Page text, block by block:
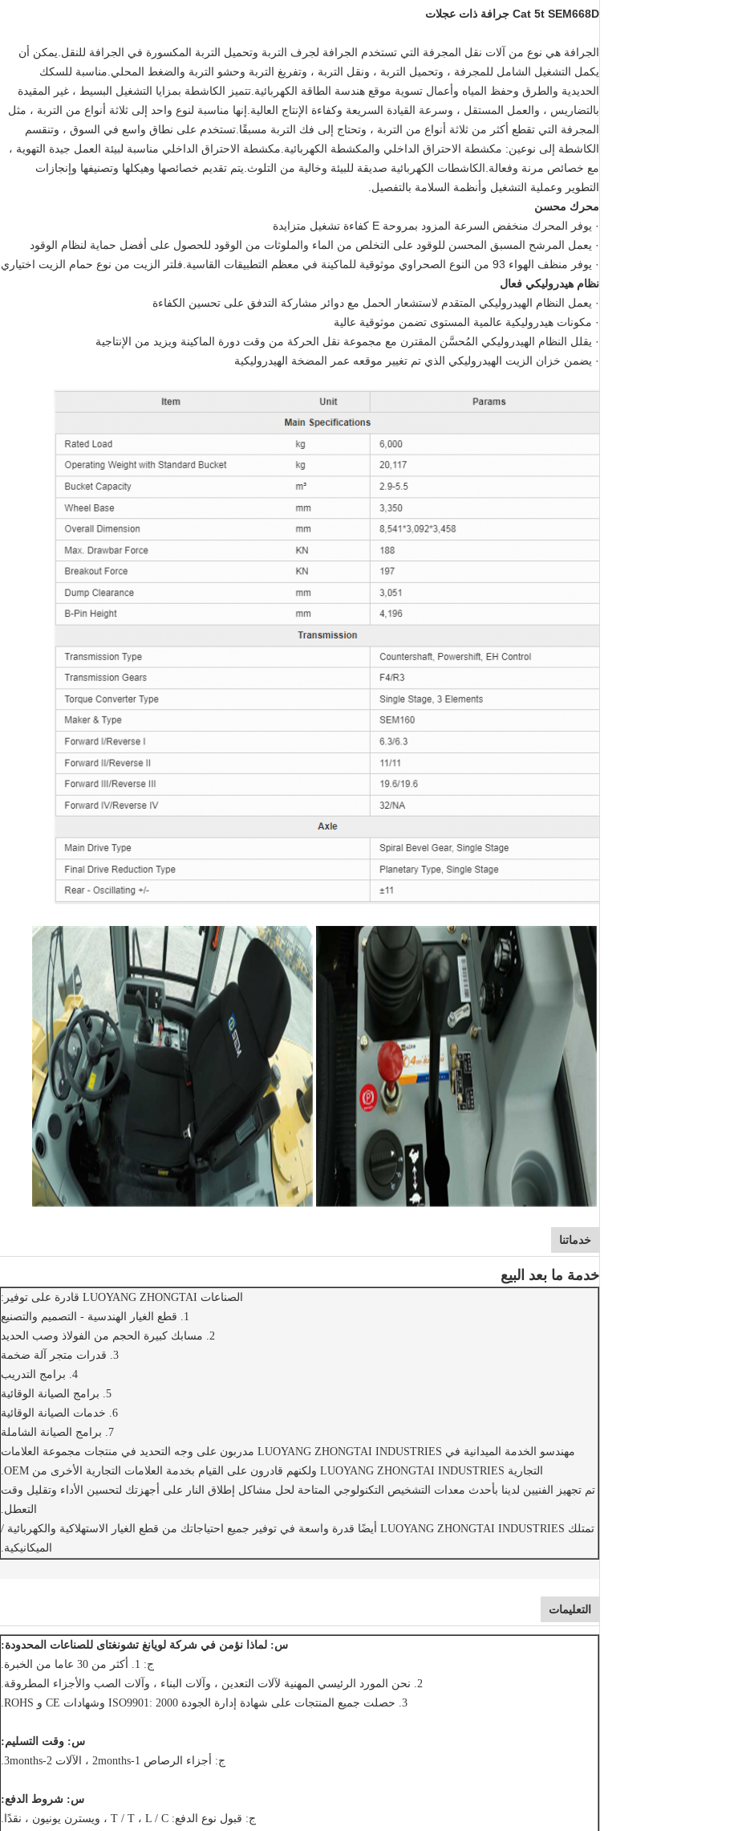
Cat 5t SEM668D جرافة ذات عجلات
الجرافة هي نوع من آلات نقل المجرفة التي تستخدم الجرافة لجرف التربة وتحميل التربة المكسورة في الجرافة للنقل.يمكن أن
يكمل التشغيل الشامل للمجرفة ، وتحميل التربة ، ونقل التربة ، وتفريغ التربة وحشو التربة والضغط المحلي.مناسبة للسكك
الحديدية والطرق وحفظ المياه وأعمال تسوية موقع هندسة الطاقة الكهربائية.تتميز الكاشطة بمزايا التشغيل البسيط ، غير المقيدة
بالتضاريس ، والعمل المستقل ، وسرعة القيادة السريعة وكفاءة الإنتاج العالية.إنها مناسبة لنوع واحد إلى ثلاثة أنواع من التربة ، مثل
المجرفة التي تقطع أكثر من ثلاثة أنواع من التربة ، وتحتاج إلى فك التربة مسبقًا.تستخدم على نطاق واسع في السوق ، وتنقسم
الكاشطة إلى نوعين: مكشطة الاحتراق الداخلي والمكشطة الكهربائية.مكشطة الاحتراق الداخلي مناسبة لبيئة العمل جيدة التهوية ،
مع خصائص مرنة وفعالة.الكاشطات الكهربائية صديقة للبيئة وخالية من التلوث.يتم تقديم خصائصها وهيكلها وتصنيفها وإنجازات
التطوير وعملية التشغيل وأنظمة السلامة بالتفصيل.
محرك محسن
· يوفر المحرك منخفض السرعة المزود بمروحة E كفاءة تشغيل متزايدة
· يعمل المرشح المسبق المحسن للوقود على التخلص من الماء والملوثات من الوقود للحصول على أفضل حماية لنظام الوقود
· يوفر منظف الهواء 93 من النوع الصحراوي موثوقية للماكينة في معظم التطبيقات القاسية.فلتر الزيت من نوع حمام الزيت اختياري
نظام هيدروليكي فعال
· يعمل النظام الهيدروليكي المتقدم لاستشعار الحمل مع دوائر مشاركة التدفق على تحسين الكفاءة
· مكونات هيدروليكية عالمية المستوى تضمن موثوقية عالية
· يقلل النظام الهيدروليكي المُحسَّن المقترن مع مجموعة نقل الحركة من وقت دورة الماكينة ويزيد من الإنتاجية
· يضمن خزان الزيت الهيدروليكي الذي تم تغيير موقعه عمر المضخة الهيدروليكية
خدماتنا
خدمة ما بعد البيع
الصناعات LUOYANG ZHONGTAI قادرة على توفير:
1. قطع الغيار الهندسية - التصميم والتصنيع
2. مسابك كبيرة الحجم من الفولاذ وصب الحديد
3. قدرات متجر آلة ضخمة
4. برامج التدريب
5. برامج الصيانة الوقائية
6. خدمات الصيانة الوقائية
7. برامج الصيانة الشاملة
مهندسو الخدمة الميدانية في LUOYANG ZHONGTAI INDUSTRIES مدربون على وجه التحديد في منتجات مجموعة العلامات
التجارية LUOYANG ZHONGTAI INDUSTRIES ولكنهم قادرون على القيام بخدمة العلامات التجارية الأخرى من OEM.
تم تجهيز الفنيين لدينا بأحدث معدات التشخيص التكنولوجي المتاحة لحل مشاكل إطلاق النار على أجهزتك لتحسين الأداء وتقليل وقت
التعطل.
تمتلك LUOYANG ZHONGTAI INDUSTRIES أيضًا قدرة واسعة في توفير جميع احتياجاتك من قطع الغيار الاستهلاكية والكهربائية /
الميكانيكية.
التعليمات
س: لماذا نؤمن في شركة لويانغ تشونغتاى للصناعات المحدودة:
ج: 1. أكثر من 30 عاما من الخبرة.
2. نحن المورد الرئيسي المهنية لآلات التعدين ، وآلات البناء ، وآلات الصب والأجزاء المطروقة.
3. حصلت جميع المنتجات على شهادة إدارة الجودة ISO9901: 2000 وشهادات CE و ROHS.
س: وقت التسليم:
ج: أجزاء الرصاص 1-2months ، الآلات 2-3months.
س: شروط الدفع:
ج: قبول نوع الدفع: T / T ، L / C ، ويسترن يونيون ، نقدًا.